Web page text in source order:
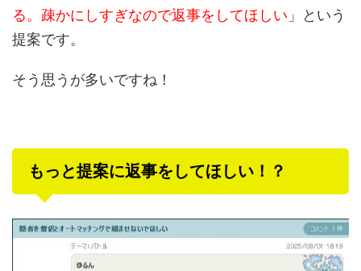
る。疎かにしすぎなので返事をしてほしい 」という
提案です。
そう思うが多いですね！
もっと提案に返事をしてほしい！？